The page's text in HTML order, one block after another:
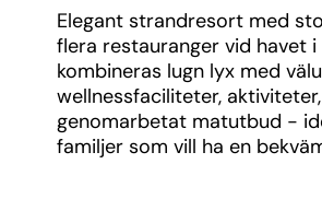
Elegant strandresort med
flera restauranger vid havet i
kombineras lugn lyx med
wellnessfaciliteter,
genomarbetat matutbud -
familjer som vill ha en